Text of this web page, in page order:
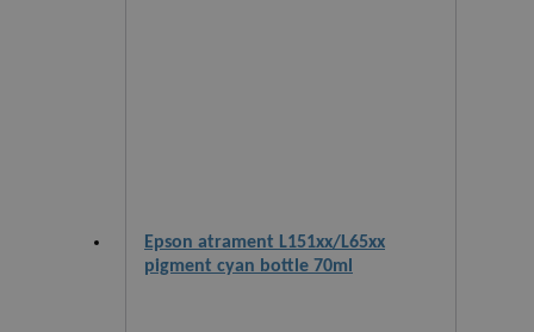
Epson atrament L151xx/L65xx
pigment cyan bottle 70ml